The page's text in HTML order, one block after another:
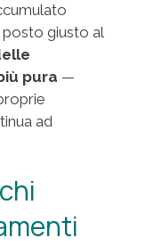
posto giusto al
pura —
ad